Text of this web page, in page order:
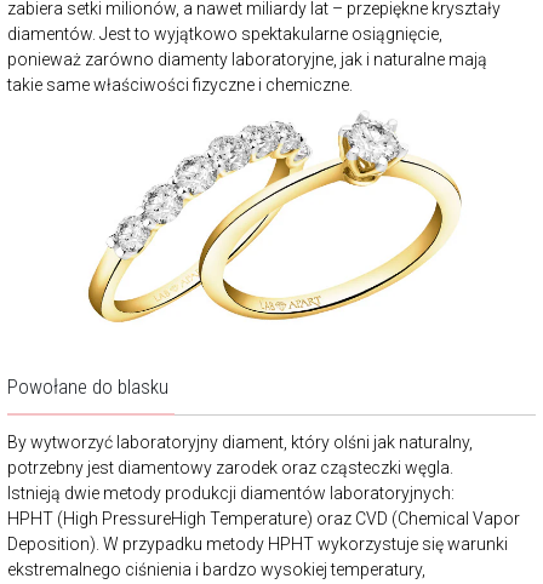
zabiera setki milionów, a nawet miliardy lat – przepiękne kryształy
diamentów. Jest to wyjątkowo spektakularne osiągnięcie,
ponieważ zarówno diamenty laboratoryjne, jak i naturalne mają
takie same właściwości fizyczne i chemiczne.
Powołane do blasku
By wytworzyć laboratoryjny diament, który olśni jak naturalny,
potrzebny jest diamentowy zarodek oraz cząsteczki węgla.
Istnieją dwie metody produkcji diamentów laboratoryjnych:
HPHT (High PressureHigh Temperature) oraz CVD (Chemical Vapor
Deposition). W przypadku metody HPHT wykorzystuje się warunki
ekstremalnego ciśnienia i bardzo wysokiej temperatury,